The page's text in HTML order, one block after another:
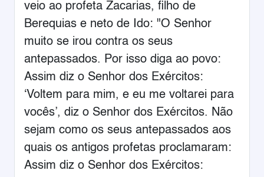
veio ao profeta Zacarias, filho de
Berequias e neto de Ido: "O Senhor
muito se irou contra os seus
antepassados. Por isso diga ao povo:
Assim diz o Senhor dos Exércitos:
‘Voltem para mim, e eu me voltarei para
vocês’, diz o Senhor dos Exércitos. Não
sejam como os seus antepassados aos
quais os antigos profetas proclamaram:
Assim diz o Senhor dos Exércitos: